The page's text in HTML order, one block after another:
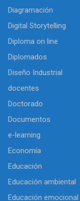
Diagramación
Digital Storytelling
Diploma on line
Diplomados
Diseño Industrial
docentes
Doctorado
Documentos
e-learning.
Economía
Educación
Educación ambiental
Educación emocional